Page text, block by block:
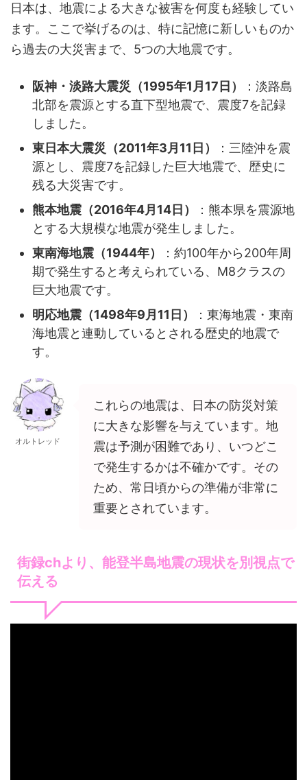
日本は、地震による大きな被害を何度も経験してい
ます。ここで挙げるのは、特に記憶に新しいものか
ら過去の大災害まで、5つの大地震です。
阪神・淡路大震災（1995年1月17日）
：淡路島
北部を震源とする直下型地震で、震度7を記録
しました。
東日本大震災（2011年3月11日）
：三陸沖を震
源とし、震度7を記録した巨大地震で、歴史に
残る大災害です。
熊本地震（2016年4月14日）
：熊本県を震源地
とする大規模な地震が発生しました。
東南海地震（1944年）
：約100年から200年周
期で発生すると考えられている、M8クラスの
巨大地震です。
明応地震（1498年9月11日）
：東海地震・東南
海地震と連動しているとされる歴史的地震で
す。
オルトレッド
これらの地震は、日本の防災対策
に大きな影響を与えています。地
震は予測が困難であり、いつどこ
で発生するかは不確かです。その
ため、常日頃からの準備が非常に
重要とされています。
街録chより、能登半島地震の現状を別視点で
伝える